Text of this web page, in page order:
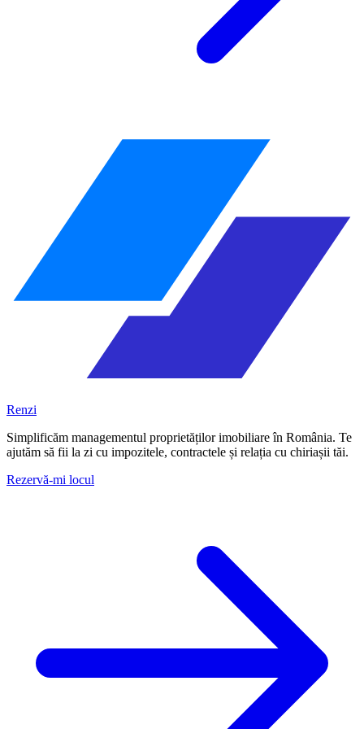
Renzi
Simplificăm managementul proprietăților imobiliare în România. Te
ajutăm să fii la zi cu impozitele, contractele și relația cu chiriașii tăi.
Rezervă-mi locul